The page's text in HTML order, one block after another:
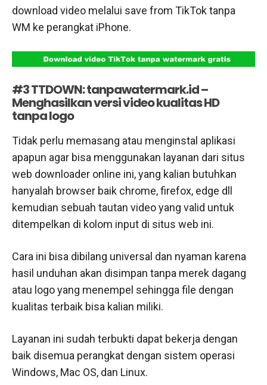
download video melalui save from TikTok tanpa
WM ke perangkat iPhone.
#3 TTDOWN: tanpawatermark.id –
Menghasilkan versi video kualitas HD
tanpa logo
Tidak perlu memasang atau menginstal aplikasi
apapun agar bisa menggunakan layanan dari situs
web downloader online ini, yang kalian butuhkan
hanyalah browser baik chrome, firefox, edge dll
kemudian sebuah tautan video yang valid untuk
ditempelkan di kolom input di situs web ini.
Cara ini bisa dibilang universal dan nyaman karena
hasil unduhan akan disimpan tanpa merek dagang
atau logo yang menempel sehingga file dengan
kualitas terbaik bisa kalian miliki.
Layanan ini sudah terbukti dapat bekerja dengan
baik disemua perangkat dengan sistem operasi
Windows, Mac OS, dan Linux.